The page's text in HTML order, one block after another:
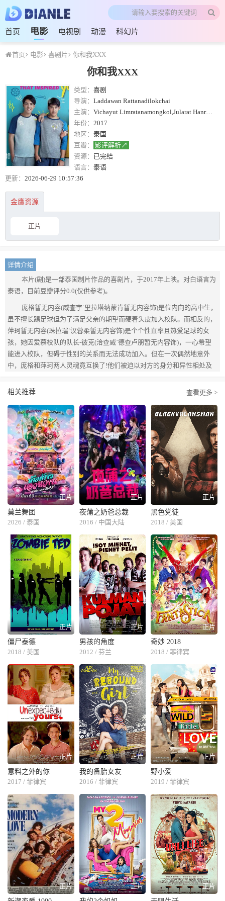
首页 电影 电视剧 动漫 科幻片
首页 电影 喜剧片 你和我XXX
你和我XXX
类型： 喜剧
导演： Laddawan Rattanadilokchai
主演： Vichayut Limratanamongkol,Jularat Hanrungroj,查澈威·德查拉朋,Carissa Springett
年份： 2017
地区： 泰国
豆瓣：
影评解析↗
资源： 已完结
语言： 泰语
更新： 2026-06-29 10:57:36
金鹰资源
正片
详情介绍
本片(剧)是一部泰国制片作品的喜剧片，于2017年上映。对白语言为
泰语，目前豆瓣评分0.0(仅供参考)。
庞格暂无内容(威查宇˙里拉塔纳蒙肯暂无内容饰)是位内向的高中生，
虽不擅长踢足球但为了满足父亲的期望而硬着头皮加入校队。而相反的，
萍珂暂无内容(珠拉瑞˙汉蓉柔暂无内容饰)是个个性直率且热爱足球的女
孩，她因爱慕校队的队长-彼克(洽查威˙德查卢朋暂无内容饰)，一心希望
能进入校队，但碍于性别的关系而无法成功加入。但在一次偶然地意外
中，庞格和萍珂两人灵魂竟互换了!他们被迫以对方的身分和异性相处及
人的秘密…而彼克也渐渐被互换灵魂的庞格吸引，最后他们的灵魂是否能
相关推荐 查看更多 >
正片
莫兰舞团
2026 / 泰国
正片
夜蒲之奶爸总裁
2016 / 中国大陆
正片
黑色党徒
2018 / 美国
正片
僵尸泰德
2018 / 美国
正片
男孩的角度
2012 / 芬兰
正片
奇妙 2018
2018 / 菲律宾
正片
意料之外的你
2017 / 菲律宾
正片
我的备胎女友
2016 / 菲律宾
正片
野小爱
2019 / 菲律宾
正片
正片
正片